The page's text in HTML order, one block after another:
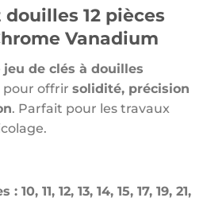
12 pièces
Vanadium
jeu de clés à douilles
pour offrir solidité, précision
. Parfait pour les travaux
11, 12, 13, 14, 15, 17, 19, 21,